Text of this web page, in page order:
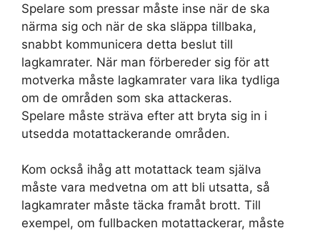
Spelare som pressar måste inse när de ska
närma sig och när de ska släppa tillbaka,
snabbt kommunicera detta beslut till
lagkamrater. När man förbereder sig för att
motverka måste lagkamrater vara lika tydliga
om de områden som ska attackeras.
Spelare måste sträva efter att bryta sig in i
utsedda motattackerande områden.
Kom också ihåg att motattack team själva
måste vara medvetna om att bli utsatta, så
lagkamrater måste täcka framåt brott. Till
exempel, om fullbacken motattackerar, måste